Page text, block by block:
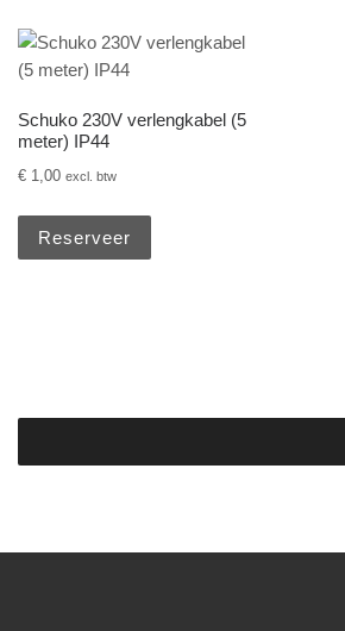
Schuko 230V verlengkabel (5
meter) IP44
€ 1,00 excl. btw
Reserveer